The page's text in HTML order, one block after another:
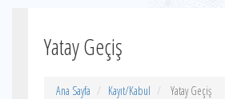
Yatay Geçiş
Ana Sayfa Kayıt/Kabul Yatay Geçiş